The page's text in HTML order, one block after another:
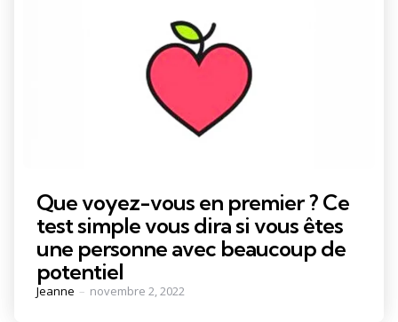
Que voyez-vous en premier ? Ce
test simple vous dira si vous êtes
une personne avec beaucoup de
potentiel
Posted
Jeanne novembre 2, 2022